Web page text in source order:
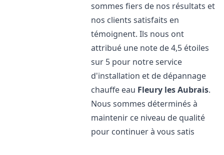
sommes fiers de nos résultats et
nos clients satisfaits en
témoignent. Ils nous ont
attribué une note de 4,5 étoiles
sur 5 pour notre service
d'installation et de dépannage
chauffe eau Fleury les Aubrais.
Nous sommes déterminés à
maintenir ce niveau de qualité
pour continuer à vous satis